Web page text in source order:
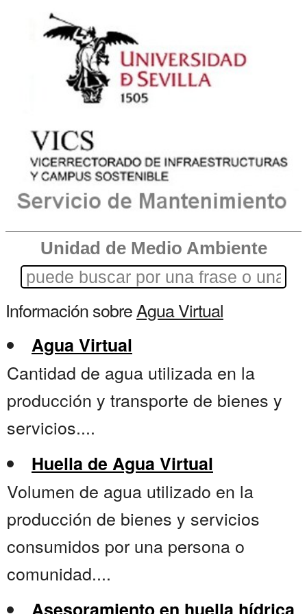
Unidad de Medio Ambiente
Información sobreAgua Virtual
Agua Virtual
Cantidad de agua utilizada en la
producción y transporte de bienes y
servicios....
Huella de Agua Virtual
Volumen de agua utilizado en la
producción de bienes y servicios
consumidos por una persona o
comunidad....